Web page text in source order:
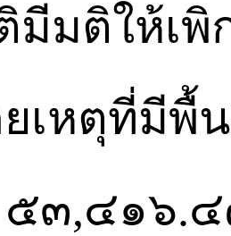
มีมติให้เ
เหตุที่มีพื้
๕๓,๔๑๖.